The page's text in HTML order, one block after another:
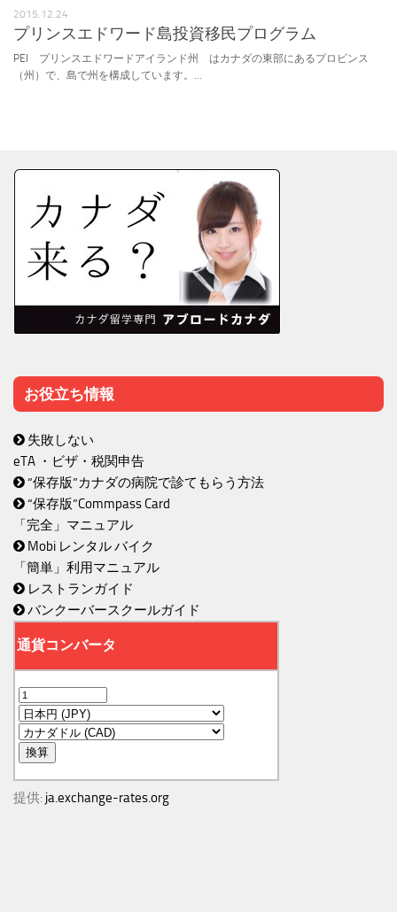
2015.12.24
プリンスエドワード島投資移民プログラム
PEI プリンスエドワードアイランド州 はカナダの東部にあるプロビンス
（州）で、島で州を構成しています。...
お役立ち情報
失敗しない
eTA ・ビザ・税関申告
“保存版”カナダの病院で診てもらう方法
“保存版”Commpass Card
「完全」マニュアル
Mobi レンタル バイク
「簡単」利用マニュアル
レストランガイド
バンクーバースクールガイド
提供: ja.exchange-rates.org